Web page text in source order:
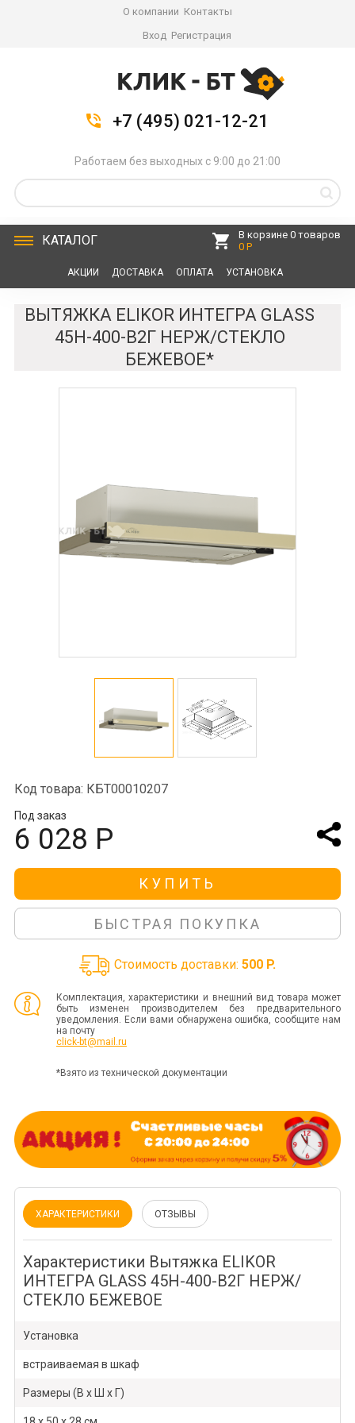
О компании Контакты
Вход Регистрация
+7 (495) 021-12-21
Работаем без выходных с 9:00 до 21:00
КАТАЛОГ
В корзине 0 товаров
0 Р
АКЦИИ ДОСТАВКА ОПЛАТА УСТАНОВКА
ВЫТЯЖКА ELIKOR ИНТЕГРА GLASS
45Н-400-В2Г НЕРЖ/СТЕКЛО
БЕЖЕВОЕ*
Код товара: КБТ00010207
Под заказ
6 028 Р
КУПИТЬ
БЫСТРАЯ ПОКУПКА
Стоимость доставки: 500 P.
Комплектация, характеристики и внешний вид товара может
быть изменен производителем без предварительного
уведомления. Если вами обнаружена ошибка, сообщите нам
на почту
click-bt@mail.ru
*Взято из технической документации
ХАРАКТЕРИСТИКИ ОТЗЫВЫ
Характеристики Вытяжка ELIKOR
ИНТЕГРА GLASS 45Н-400-В2Г НЕРЖ/
СТЕКЛО БЕЖЕВОЕ
Установка
встраиваемая в шкаф
Размеры (В х Ш х Г)